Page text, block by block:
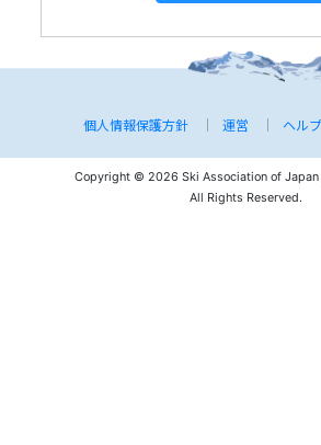
個人情報保護方針 運営 ヘルプ
Copyright © 2026 Ski Association of Japan
All Rights Reserved.